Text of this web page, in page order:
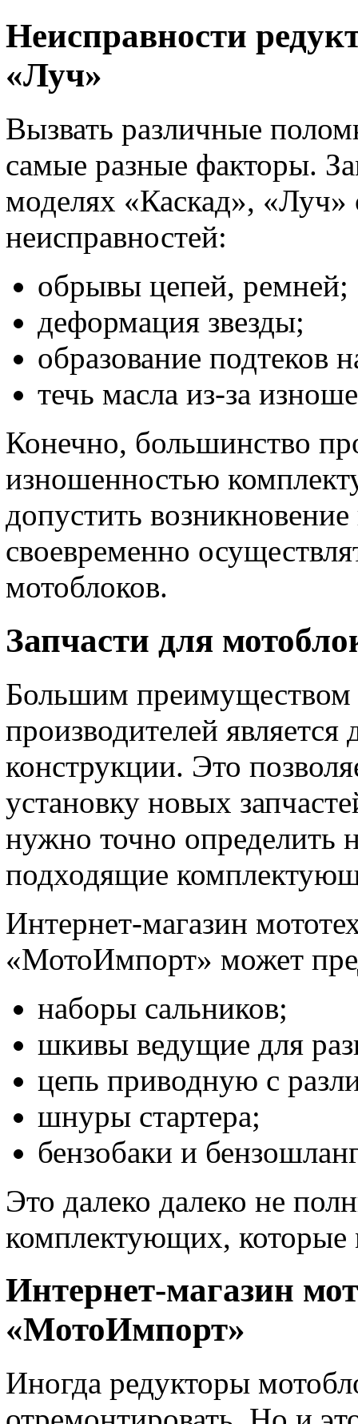
Неисправности
«Луч»
Вызвать различные
самые разные факторы.
моделях «Каскад», «Луч»
неисправностей:
обрывы цепей, ремней;
деформация звезды;
образование подтеков
течь масла из-за
Конечно, большинство
изношенностью
допустить
своевременно
мотоблоков.
Запчасти для
Большим преимуществом
производителей
конструкции. Это
установку новых
нужно точно определить
подходящие
Интернет-магазин
«МотоИмпорт» может
наборы сальников;
шкивы ведущие для
цепь приводную с
шнуры стартера;
бензобаки и
Это далеко далеко не
комплектующих, которые
Интернет-магазин
«МотоИмпорт»
Иногда редукторы